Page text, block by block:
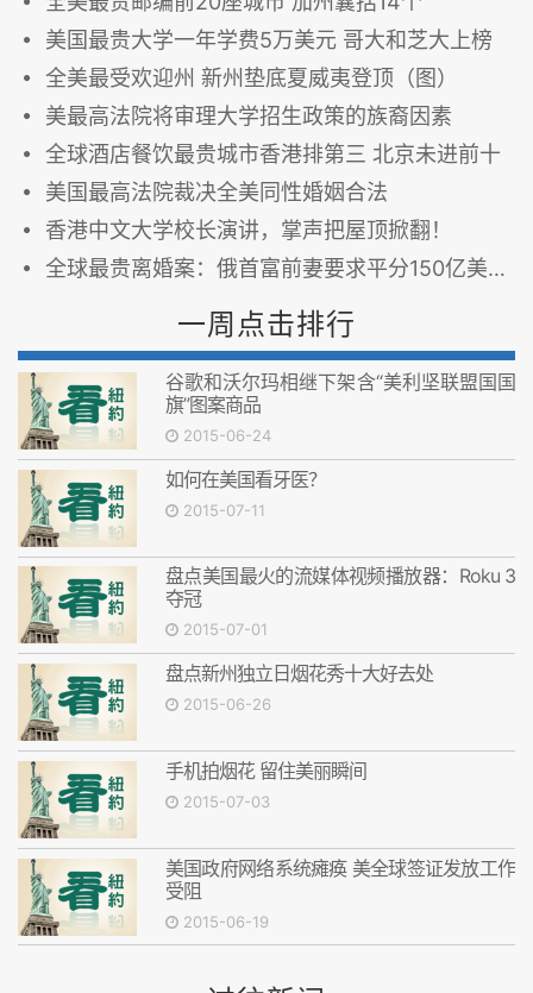
美国最贵大学一年学费5万美元 哥大和芝大上榜
全美最受欢迎州 新州垫底夏威夷登顶（图）
美最高法院将审理大学招生政策的族裔因素
全球酒店餐饮最贵城市香港排第三 北京未进前十
美国最高法院裁决全美同性婚姻合法
香港中文大学校长演讲，掌声把屋顶掀翻！
全球最贵离婚案：俄首富前妻要求平分150亿美元家产
一周点击排行
谷歌和沃尔玛相继下架含“美利坚联盟国国
旗”图案商品
2015-06-24
如何在美国看牙医？
2015-07-11
盘点美国最火的流媒体视频播放器：Roku 3
夺冠
2015-07-01
盘点新州独立日烟花秀十大好去处
2015-06-26
手机拍烟花 留住美丽瞬间
2015-07-03
美国政府网络系统瘫痪 美全球签证发放工作
受阻
2015-06-19